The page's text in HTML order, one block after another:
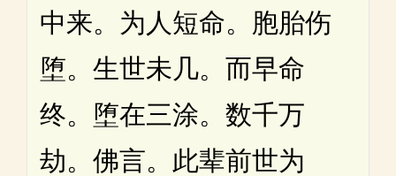
中来。为人短命。胞胎伤
堕。生世未几。而早命
终。堕在三涂。数千万
劫。佛言。此辈前世为